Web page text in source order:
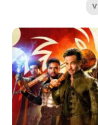
V
HD